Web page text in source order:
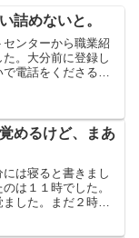
詰めないと。
ンターから職業紹
。大分前に登録し
電話をくださるの
、二つ...
めるけど、まあ
は寝ると書きまし
は１１時でした。
した。まだ２時３